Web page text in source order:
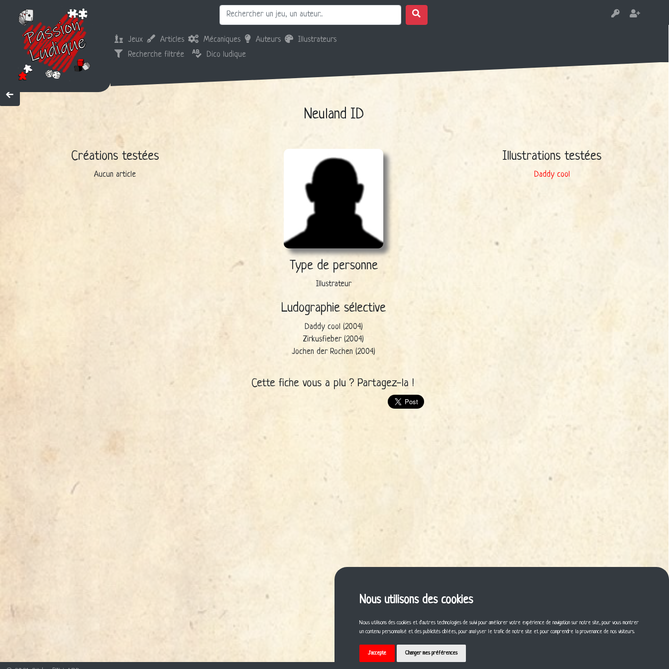
Nous utilisons des cookies
Nous utilisons des cookies et d'autres technologies de suivi pour améliorer votre expérience de navigation sur notre site, pour vous montrer
un contenu personnalisé et des publicités ciblées, pour analyser le trafic de notre site et pour comprendre la provenance de nos visiteurs.
J'accepte Changer mes préférences
Jeux Articles Mécaniques Auteurs
Illustrateurs
Recherche filtrée
Dico ludique
Neuland ID
Créations testées
Aucun article
Illustrations testées
Daddy cool
Type de personne
Illustrateur
Ludographie sélective
Daddy cool (2004)
Zirkusfieber (2004)
Jochen der Rochen (2004)
Cette fiche vous a plu ? Partagez-la !